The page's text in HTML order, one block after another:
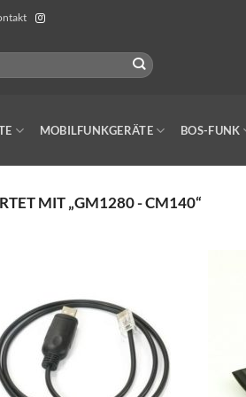
MOBILFUNKGERÄTE BOS-FUNK
MIT „GM1280 - CM140“